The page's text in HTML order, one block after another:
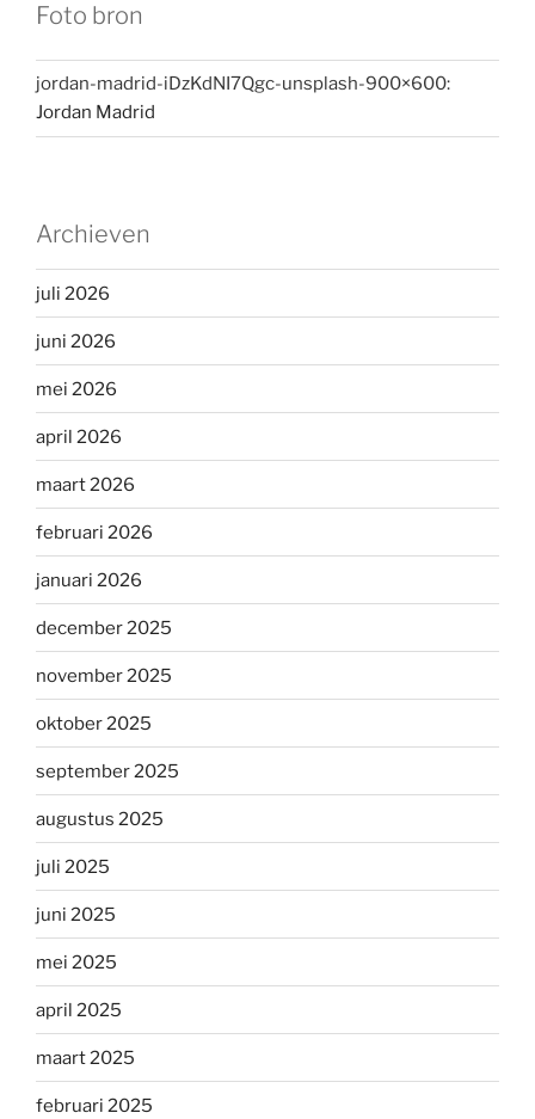
Foto bron
jordan-madrid-iDzKdNI7Qgc-unsplash-900×600:
Jordan Madrid
Archieven
juli 2026
juni 2026
mei 2026
april 2026
maart 2026
februari 2026
januari 2026
december 2025
november 2025
oktober 2025
september 2025
augustus 2025
juli 2025
juni 2025
mei 2025
april 2025
maart 2025
februari 2025